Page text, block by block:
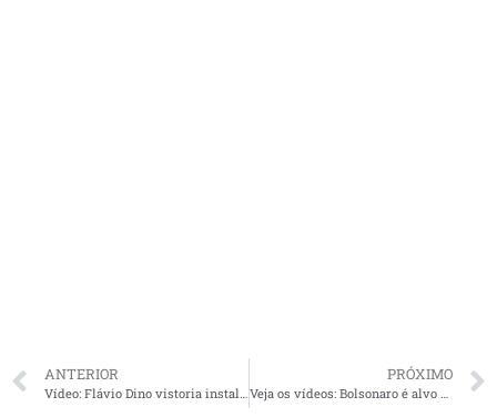
ANTERIOR
Vídeo: Flávio Dino vistoria instalações do Hospital Genésio Rêgo que receberão pacientes com coronavírus
PRÓXIMO
Veja os vídeos: Bolsonaro é alvo de panelaços em bairros de São Luís